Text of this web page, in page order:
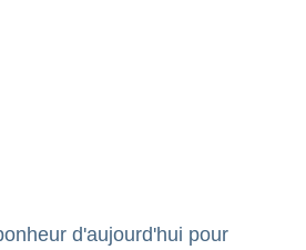
d'aujourd'hui pour